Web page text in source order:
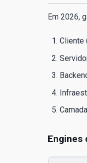
Em 2026,
Cliente
Engines